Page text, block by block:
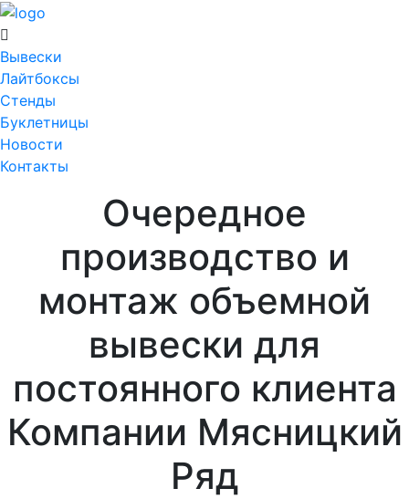
Вывески
Лайтбоксы
Стенды
Буклетницы
Новости
Контакты
Очередное
производство и
монтаж объемной
вывески для
постоянного клиента
Компании Мясницкий
Ряд